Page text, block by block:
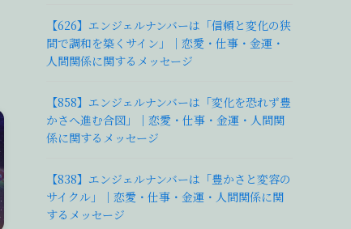
【626】エンジェルナンバーは「信頼と変化の狭
間で調和を築くサイン」｜恋愛・仕事・金運・
人間関係に関するメッセージ
【858】エンジェルナンバーは「変化を恐れず豊
かさへ進む合図」｜恋愛・仕事・金運・人間関
係に関するメッセージ
【838】エンジェルナンバーは「豊かさと変容の
サイクル」｜恋愛・仕事・金運・人間関係に関
するメッセージ